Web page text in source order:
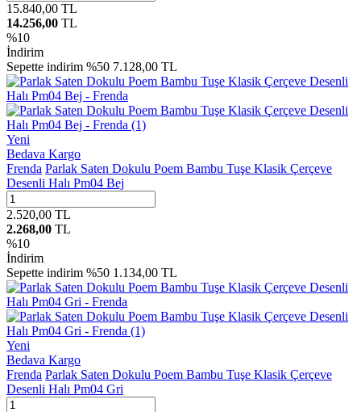
15.840,00 TL
14.256,00 TL
%10
İndirim
Sepette indirim %50 7.128,00 TL
Yeni
Bedava Kargo
Frenda Parlak Saten Dokulu Poem Bambu Tuşe Klasik Çerçeve
Desenli Halı Pm04 Bej
2.520,00 TL
2.268,00 TL
%10
İndirim
Sepette indirim %50 1.134,00 TL
Yeni
Bedava Kargo
Frenda Parlak Saten Dokulu Poem Bambu Tuşe Klasik Çerçeve
Desenli Halı Pm04 Gri